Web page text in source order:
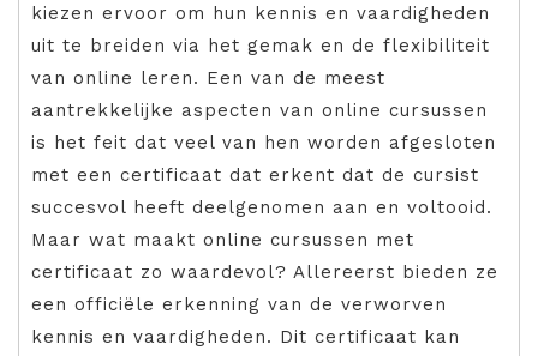
kiezen ervoor om hun kennis en vaardigheden
uit te breiden via het gemak en de flexibiliteit
van online leren. Een van de meest
aantrekkelijke aspecten van online cursussen
is het feit dat veel van hen worden afgesloten
met een certificaat dat erkent dat de cursist
succesvol heeft deelgenomen aan en voltooid.
Maar wat maakt online cursussen met
certificaat zo waardevol? Allereerst bieden ze
een officiële erkenning van de verworven
kennis en vaardigheden. Dit certificaat kan